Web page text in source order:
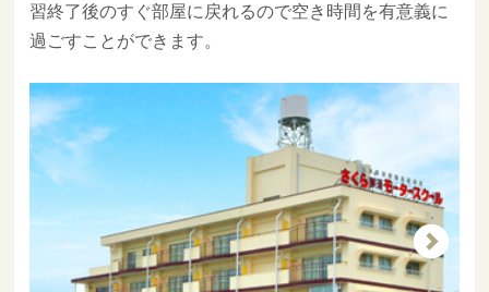
習終了後のすぐ部屋に戻れるので空き時間を有意義に
過ごすことができます。